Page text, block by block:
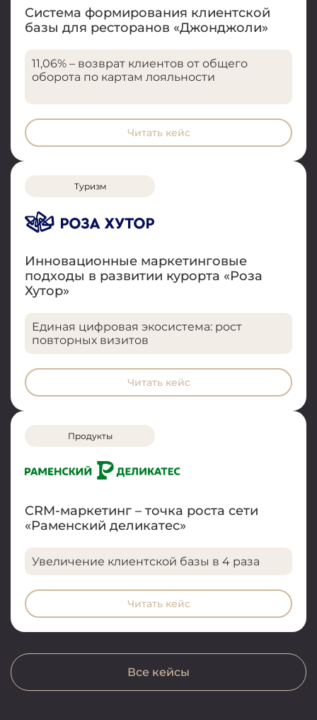
Система формирования клиентской
базы для ресторанов «Джонджоли»
11,06% – возврат клиентов от общего
оборота по картам лояльности
Читать кейс
Туризм
Инновационные маркетинговые
подходы в развитии курорта «Роза
Хутор»
Единая цифровая экосистема: рост
повторных визитов
Читать кейс
Продукты
CRM-маркетинг – точка роста сети
«Раменский деликатес»
Увеличение клиентской базы в 4 раза
Читать кейс
Все кейсы